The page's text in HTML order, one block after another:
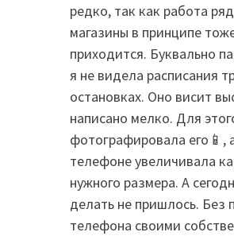
редко, так как работа
магазины в принципе
приходится. Буквально
я не видела расписания
остановках. Оно висит
написано мелко. Для
фотографировала его📱,
телефоне увеличивала
нужного размера. А
делать не пришлось. Без
телефона своими